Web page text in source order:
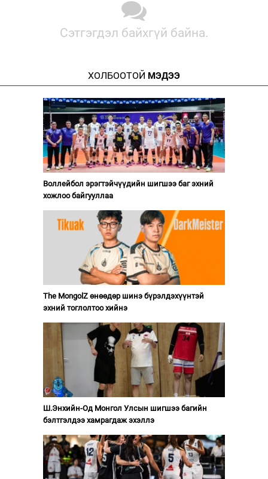
Сэтгэгдэл байхгүй байна.
ХОЛБООТОЙ МЭДЭЭ
Воллейбол эрэгтэйчүүдийн шигшээ баг эхний
хожлоо байгууллаа
The MongolZ өнөөдөр шинэ бүрэлдэхүүнтэй
эхний тоглолтоо хийнэ
Ш.Энхийн-Од Монгол Улсын шигшээ багийн
бэлтгэлдээ хамрагдаж эхэллэ